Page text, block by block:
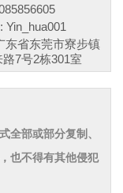
Yin_hua001
东省东莞市寮步镇
7号2栋301室
全部或部分复制、
也不得有其他侵犯